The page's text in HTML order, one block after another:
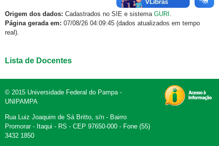
Origem dos dados: Cadastrados no SIE e sistema GURI .
Página gerada em: 07/08/26 04:09:45 (dados atualizados em tempo
real).
Lista de Docentes
© 2015 Universidade Federal do Pampa -
UNIPAMPA
Rua Luiz Joaquim de Sá Britto, s/n - Bairro
Promorar - Itaqui - RS - CEP 97650-000 - Fone (55)
3432 1850